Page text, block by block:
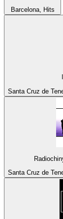
Barcelona, Hits
Santa Cruz de
Santa Cruz de